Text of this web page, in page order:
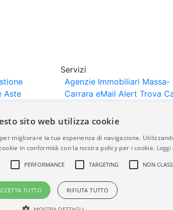
Aste
Servizi
Agenzie Immobiliari Massa-
Carrara eMail Alert Trova
pubblicati da agenzie immobiliari e
della completezza, della normativa
sito web utilizza cookie
migliorare la tua esperienza di navigazione.
in conformità con la nostra policy per i cookie.
PERFORMANCE TARGETING NON
TUTTO RIFIUTA TUTTO